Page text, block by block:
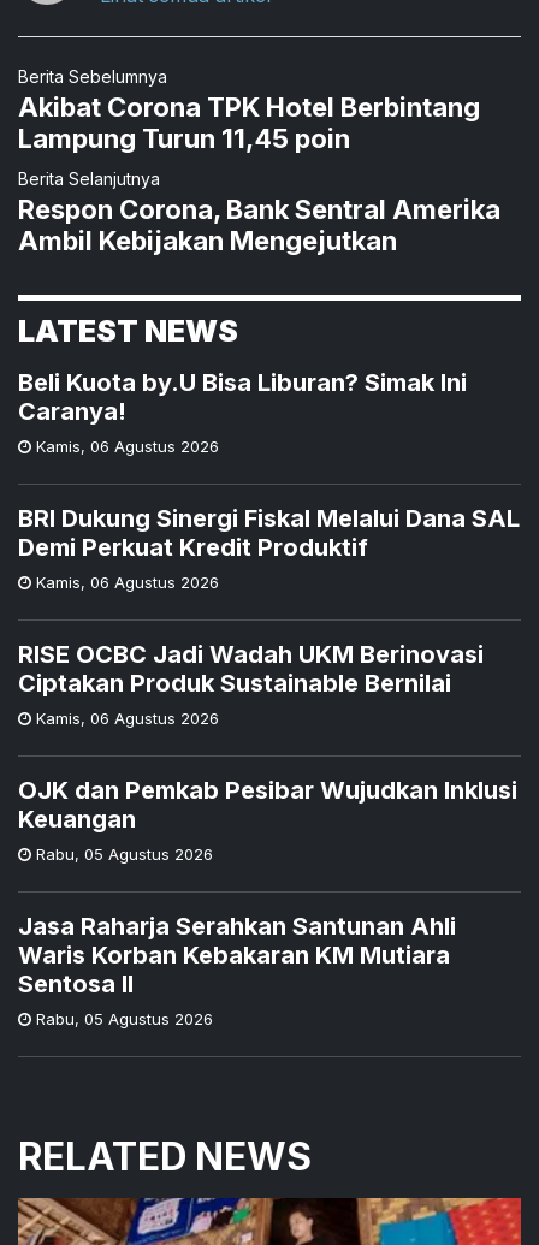
Berita Sebelumnya
Akibat Corona TPK Hotel Berbintang
Lampung Turun 11,45 poin
Berita Selanjutnya
Respon Corona, Bank Sentral Amerika
Ambil Kebijakan Mengejutkan
LATEST NEWS
Beli Kuota by.U Bisa Liburan? Simak Ini
Caranya!
Kamis, 06 Agustus 2026
BRI Dukung Sinergi Fiskal Melalui Dana SAL
Demi Perkuat Kredit Produktif
Kamis, 06 Agustus 2026
RISE OCBC Jadi Wadah UKM Berinovasi
Ciptakan Produk Sustainable Bernilai
Kamis, 06 Agustus 2026
OJK dan Pemkab Pesibar Wujudkan Inklusi
Keuangan
Rabu, 05 Agustus 2026
Jasa Raharja Serahkan Santunan Ahli
Waris Korban Kebakaran KM Mutiara
Sentosa II
Rabu, 05 Agustus 2026
RELATED NEWS